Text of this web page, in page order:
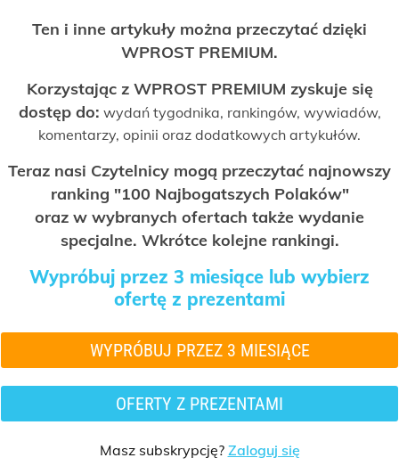
Ten i inne artykuły można przeczytać dzięki
WPROST PREMIUM.
Korzystając z WPROST PREMIUM zyskuje się
dostęp do: wydań tygodnika, rankingów, wywiadów,
komentarzy, opinii oraz dodatkowych artykułów.
Teraz nasi Czytelnicy mogą przeczytać najnowszy
ranking "100 Najbogatszych Polaków"
oraz w wybranych ofertach także wydanie
specjalne. Wkrótce kolejne rankingi.
Wypróbuj przez 3 miesiące lub wybierz
ofertę z prezentami
WYPRÓBUJ PRZEZ 3 MIESIĄCE
OFERTY Z PREZENTAMI
Masz subskrypcję? Zaloguj się